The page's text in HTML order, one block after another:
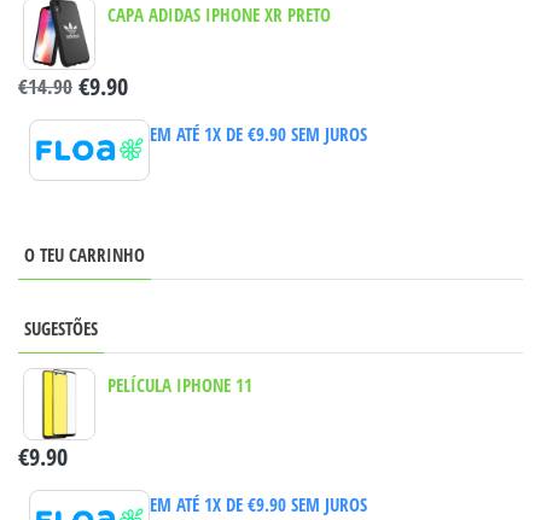
CAPA ADIDAS IPHONE XR PRETO
€14.90 €9.90
EM ATÉ 1X DE €9.90SEM JUROS
O TEU CARRINHO
SUGESTÕES
PELÍCULA IPHONE 11
€9.90
EM ATÉ 1X DE €9.90SEM JUROS